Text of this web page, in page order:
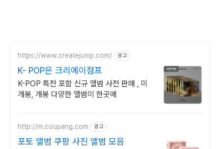
https://www.createjump.com/ 광고
K- POP은 크리에이점프
K-POP 특전 포함 신규 앨범 사전 판매 , 미
개봉, 개봉 다양한 앨범이 한곳에
http://m.coupang.com 광고
포토 앨범 쿠팡 사진 앨범 모음